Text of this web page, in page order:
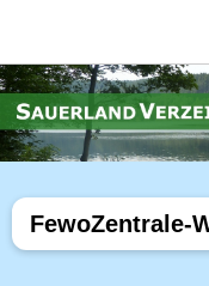
FewoZentrale-